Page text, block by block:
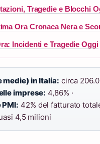
Tragedie e Blocchi
Ora Cronaca Nera e
Incidenti e Tragedie Oggi
medie) in Italia: circa
imprese: 4,86% ·
42% del fatturato
4,5 milioni